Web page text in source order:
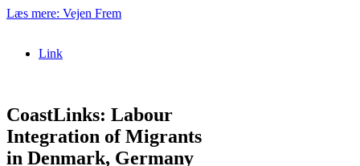
Læs mere: Vejen Frem
Link
CoastLinks: Labour
Integration of Migrants
in Denmark, Germany